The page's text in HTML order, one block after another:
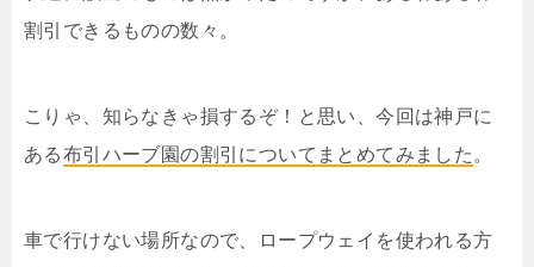
割引できるものの数々。
こりゃ、知らなきゃ損するぞ！と思い、今回は神戸に
ある布引ハーブ園の割引についてまとめてみました 。
車で行けない場所なので、ロープウェイを使われる方